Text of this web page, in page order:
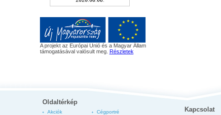
A projekt az Európai Unió és a Magyar Állam
támogatásával valósult meg. Részletek
Oldaltérkép
Akciók
Cégportré
Kapcsolat